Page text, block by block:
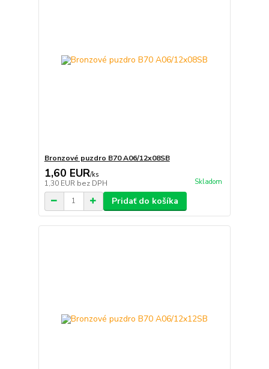
Bronzové puzdro B70 A06/12x08SB
1,60 EUR/ks
1,30 EUR bez DPH Skladom
Pridať do košíka